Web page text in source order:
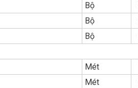
Bộ
Bộ
Bộ
Mét
Mét